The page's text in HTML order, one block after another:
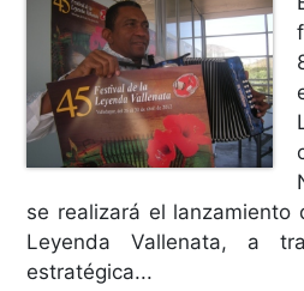
se realizará el lanzamiento
Leyenda Vallenata, a
estratégica...